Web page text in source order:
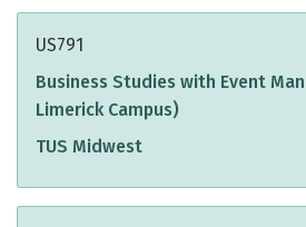
US791
Business Studies with Event
Limerick Campus)
TUS Midwest